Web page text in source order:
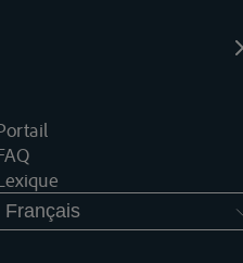
Français
im